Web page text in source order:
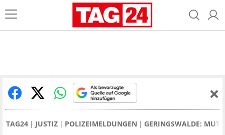
TAG24 JUSTIZ POLIZEIMELDUNGEN GERINGSWALDE: